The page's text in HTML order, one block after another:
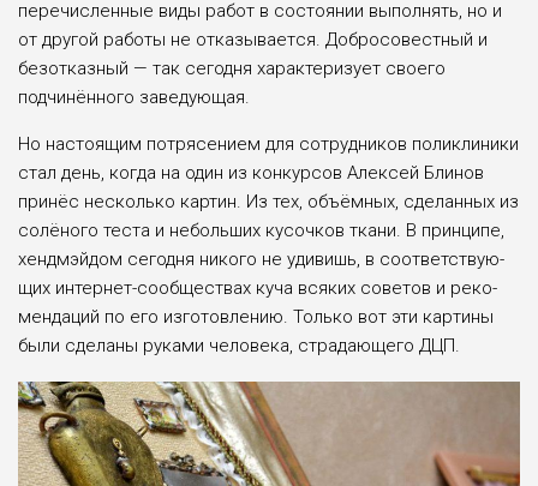
перечисленные виды работ в состоянии выполнять, но и
от другой работы не отказывает­ся. Добросовестный и
безот­казный — так сегодня харак­теризует своего
подчинённо­го заведующая.
Но настоящим потрясени­ем для сотрудников поликли­ники
стал день, когда на один из конкурсов Алексей Блинов
принёс несколько картин. Из тех, объёмных, сделанных из
солёного теста и небольших кусочков ткани. В принципе,
хендмэйдом сегодня никого не удивишь, в соответствую­
щих интернет-сообществах куча всяких советов и реко­
мендаций по его изготов­лению. Только вот эти кар­тины
были сделаны руками человека, страдающего ДЦП.